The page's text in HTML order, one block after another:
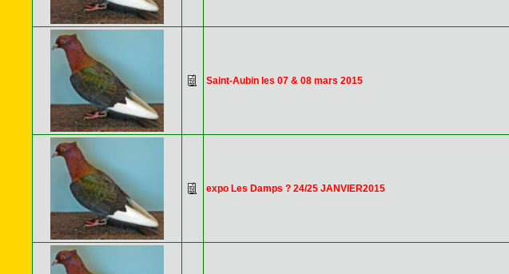
Saint-Aubin les 07 & 08 mars 2015
expo Les Damps ? 24/25 JANVIER2015